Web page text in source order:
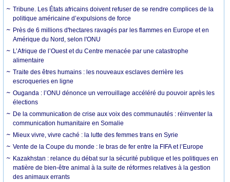
Tribune. Les États africains doivent refuser de se rendre complices de la
politique américaine d’expulsions de force
Près de 6 millions d'hectares ravagés par les flammes en Europe et en
Amérique du Nord, selon l'ONU
L’Afrique de l’Ouest et du Centre menacée par une catastrophe
alimentaire
Traite des êtres humains : les nouveaux esclaves derrière les
escroqueries en ligne
Ouganda : l’ONU dénonce un verrouillage accéléré du pouvoir après les
élections
De la communication de crise aux voix des communautés : réinventer la
communication humanitaire en Somalie
Mieux vivre, vivre caché : la lutte des femmes trans en Syrie
Vente de la Coupe du monde : le bras de fer entre la FIFA et l’Europe
Kazakhstan : relance du débat sur la sécurité publique et les politiques en
matière de bien-être animal à la suite de réformes relatives à la gestion
des animaux errants